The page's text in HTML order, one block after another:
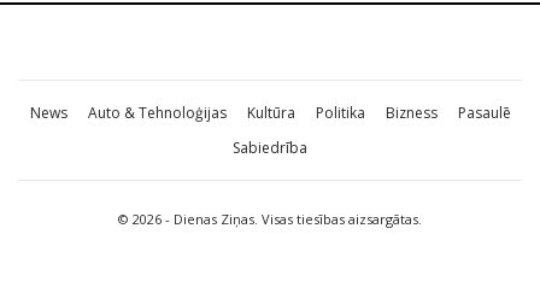
News Auto & Tehnoloģijas Kultūra Politika Bizness
Pasaulē
Sabiedrība
© 2026 - Dienas Ziņas. Visas tiesības aizsargātas.